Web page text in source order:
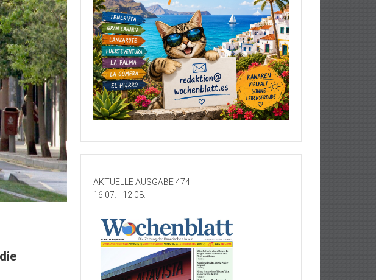
AKTUELLE AUSGABE 474
16.07. - 12.08.